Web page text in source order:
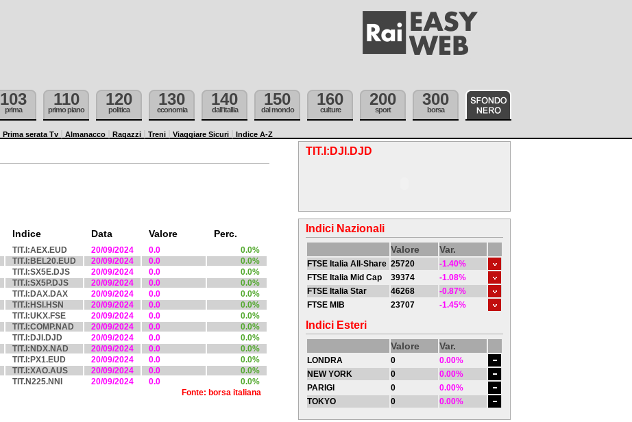
103
prima
110
primo piano
120
politica
130
economia
140
dall'itallia
150
dal mondo
160
culture
200
sport
300
borsa
Prima serata Tv Almanacco Ragazzi Treni Viaggiare Sicuri Indice A-Z
Indice Data Valore Perc.
TIT.I:AEX.EUD 20/09/2024 0.0
0.0%
TIT.I:BEL20.EUD 20/09/2024 0.0
0.0%
TIT.I:SX5E.DJS 20/09/2024 0.0
0.0%
TIT.I:SX5P.DJS 20/09/2024 0.0
0.0%
TIT.I:DAX.DAX 20/09/2024 0.0
0.0%
TIT.I:HSI.HSN 20/09/2024 0.0
0.0%
TIT.I:UKX.FSE 20/09/2024 0.0
0.0%
TIT.I:COMP.NAD 20/09/2024 0.0
0.0%
TIT.I:DJI.DJD 20/09/2024 0.0
0.0%
TIT.I:NDX.NAD 20/09/2024 0.0
0.0%
TIT.I:PX1.EUD 20/09/2024 0.0
0.0%
TIT.I:XAO.AUS 20/09/2024 0.0
0.0%
TIT.N225.NNI 20/09/2024 0.0
0.0%
Fonte: borsa italiana
TIT.I:DJI.DJD
Indici Nazionali
Valore Var.
FTSE Italia All-Share 25720
-1.40%
FTSE Italia Mid Cap
39374
-1.08%
FTSE Italia Star
46268
-0.87%
FTSE MIB
23707 -1.45%
Indici Esteri
Valore Var.
LONDRA 0
0.00%
NEW YORK
0
0.00%
PARIGI
0
0.00%
TOKYO
0 0.00%